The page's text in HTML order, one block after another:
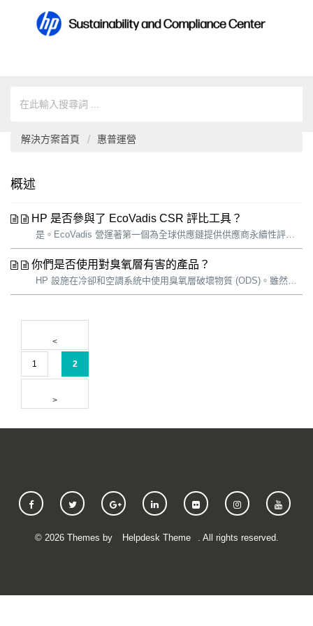
解決方案首頁 惠普運營
概述
HP 是否參與了 EcoVadis CSR 評比工具？
是。EcoVadis 營運著第一個為全球供應鏈提供供應商永續性評級的協同平台。該平台還與企業永續聯盟合作，如 E-TASC 上的 GeSI (全球電子永續倡議)，以及化工行業的 Together for Sustainability，為成員的供應商匯集要求。 EcoVadis 在 2020 年評估了 75,0...
你們是否使用對臭氧層有害的產品？
HP 設施在冷卻和空調系統中使用臭氧層破壞物質 (ODS)。雖然這些系統是密封的，但使用和維護過程中的洩漏可能會導致物質排放。我們會繼續用氫氟烴 (HFC) 取代現有系統中的氯氟烴 (CFC)。氫氟烴是溫室氣體，但不會破壞臭氧層。當含氫氟烴的冷卻系統的使用壽命終止時，我們將用不含氫氟烴的同等產品取而代之。這些不...
1 2
© 2026Themes by Helpdesk Theme . All rights reserved.